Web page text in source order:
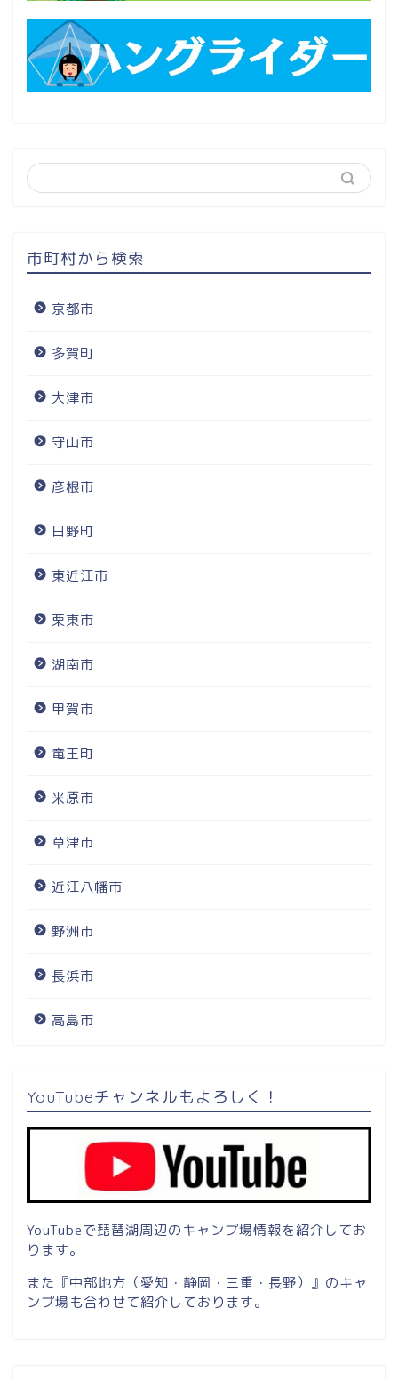
市町村から検索
京都市
多賀町
大津市
守山市
彦根市
日野町
東近江市
栗東市
湖南市
甲賀市
竜王町
米原市
草津市
近江八幡市
野洲市
長浜市
高島市
YouTubeチャンネルもよろしく！
YouTubeで琵琶湖周辺のキャンプ場情報を紹介してお
ります。
また『中部地方（愛知・静岡・三重・長野）』のキャ
ンプ場も合わせて紹介しております。